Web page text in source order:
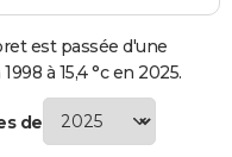
est passée d'une
à 15,4 °c en 2025.
de